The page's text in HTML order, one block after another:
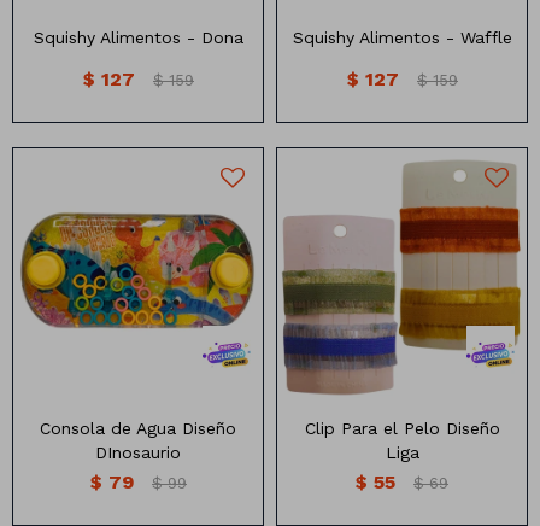
Squishy Alimentos - Dona
$ 127 $ 159
Squishy Alimentos - Waffle
$ 127 $ 159
consola de agua mediana
diseños dinosaurios
Consola de Agua Diseño
DInosaurio
$ 79 $ 99
Clip para pelo diseño liga
Colores surtidos
Clip Para el Pelo Diseño
Liga
$ 55 $ 69